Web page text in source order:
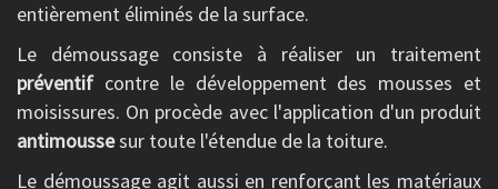
entièrement éliminés de la surface.
Le démoussage consiste à réaliser un traitement
préventifcontre le développement des mousses et
moisissures. On procède avec l'application d'un produit
antimoussesur toute l'étendue de la toiture.
Le démoussage agit aussi en renforçant les matériaux